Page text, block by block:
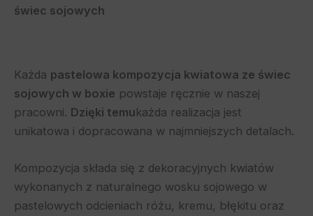
świec sojowych
Każda pastelowa kompozycja kwiatowa ze świec
sojowych w boxie powstaje ręcznie w naszej
pracowni. Dzięki temukażda realizacja jest
unikatowa i dopracowana w najmniejszych detalach.
Kompozycja składa się z dekoracyjnych kwiatów
wykonanych z naturalnego wosku sojowego w
pastelowych odcieniach różu, kremu, błękitu oraz